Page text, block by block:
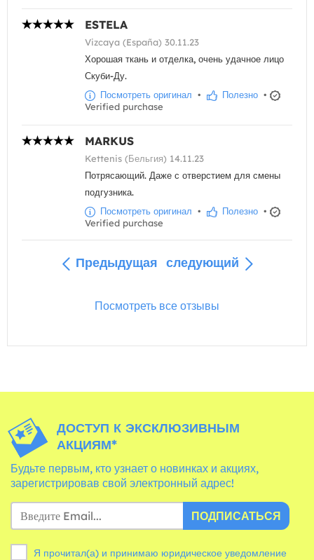
ESTELA
Vizcaya (España) 30.11.23
Хорошая ткань и отделка, очень удачное лицо
Скуби-Ду.
Посмотреть оригинал • Полезно •
Verified purchase
MARKUS
Kettenis (Бельгия) 14.11.23
Потрясающий. Даже с отверстием для смены
подгузника.
Посмотреть оригинал • Полезно •
Verified purchase
Предыдущая следующий
Посмотреть все отзывы
ДОСТУП К ЭКСКЛЮЗИВНЫМ
АКЦИЯМ*
Будьте первым, кто узнает о новинках и акциях,
зарегистрировав свой электронный адрес!
ПОДПИСАТЬСЯ
Я прочитал(а) и принимаю юридическое уведомление